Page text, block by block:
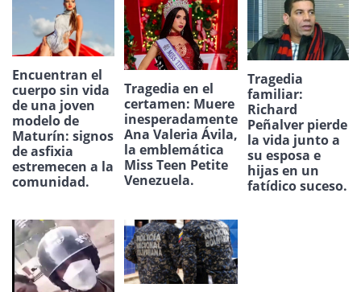
Encuentran el
cuerpo sin vida
de una joven
modelo de
Maturín: signos
de asfixia
estremecen a la
comunidad.
Tragedia en el
certamen: Muere
inesperadamente
Ana Valeria Ávila,
la emblemática
Miss Teen Petite
Venezuela.
Tragedia
familiar:
Richard
Peñalver pierde
la vida junto a
su esposa e
hijas en un
fatídico suceso.